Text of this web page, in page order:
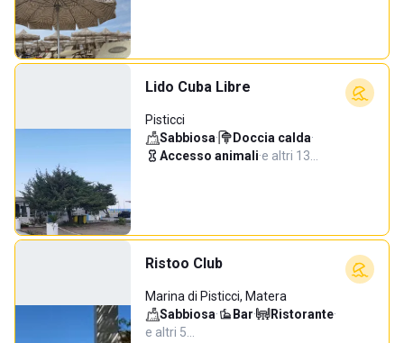
Lido Cuba Libre
Pisticci
Sabbiosa· Doccia calda·
Accesso animali·e altri 13…
Ristoo Club
Marina di Pisticci, Matera
Sabbiosa· Bar· Ristorante·
e altri 5…